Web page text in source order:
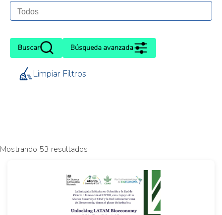
Buscar Búsqueda avanzada
Limpiar Filtros
Mostrando 53 resultados